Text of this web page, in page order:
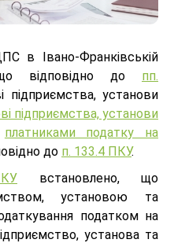
в Івано-Франківській
відповідно до пп.
підприємства, установи
підприємства, установи
платниками податку на
до п. 133.4 ПКУ.
встановлено, що
установою та
податком на
установа та